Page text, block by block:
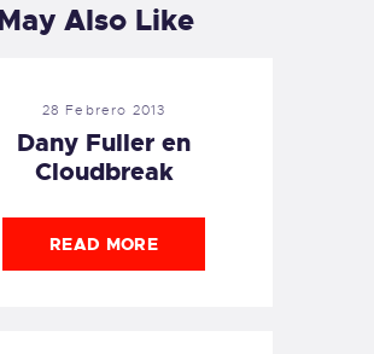
Also Like
28 Febrero 2013
Dany Fuller en
Cloudbreak
READ MORE